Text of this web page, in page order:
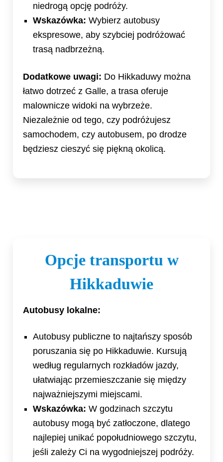
niedrogą opcję podróży.
Wskazówka: Wybierz autobusy
ekspresowe, aby szybciej podróżować
trasą nadbrzeżną.
Dodatkowe uwagi: Do Hikkaduwy można
łatwo dotrzeć z Galle, a trasa oferuje
malownicze widoki na wybrzeże.
Niezależnie od tego, czy podróżujesz
samochodem, czy autobusem, po drodze
będziesz cieszyć się piękną okolicą.
Opcje transportu w
Hikkaduwie
Autobusy lokalne:
Autobusy publiczne to najtańszy sposób
poruszania się po Hikkaduwie. Kursują
według regularnych rozkładów jazdy,
ułatwiając przemieszczanie się między
najważniejszymi miejscami.
Wskazówka: W godzinach szczytu
autobusy mogą być zatłoczone, dlatego
najlepiej unikać popołudniowego szczytu,
jeśli zależy Ci na wygodniejszej podróży.